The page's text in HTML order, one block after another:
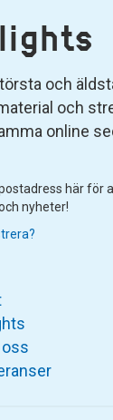
och
och
online
här för
nyheter!